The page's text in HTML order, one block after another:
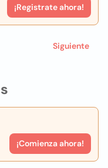
¡Comienza ahora!
¡Registrate ahora!
Siguiente